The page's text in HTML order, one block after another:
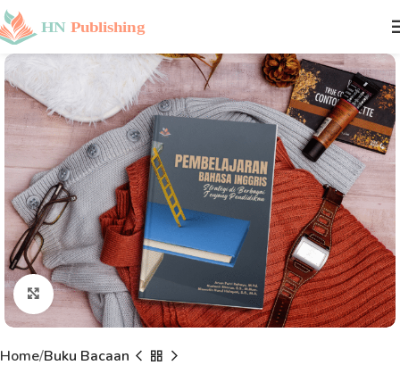
Click to enlarge
Home Buku Bacaan